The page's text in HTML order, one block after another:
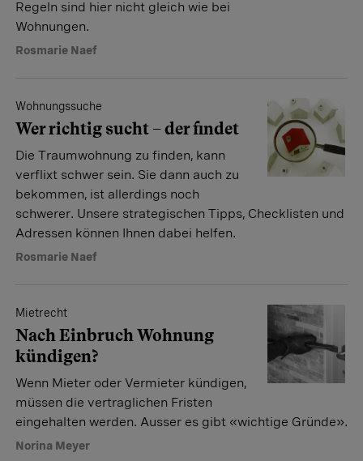
Regeln sind hier nicht gleich wie bei
Wohnungen.
Rosmarie Naef
Wohnungssuche
Wer richtig sucht – der findet
Die Traumwohnung zu finden, kann
verflixt schwer sein. Sie dann auch zu
bekommen, ist allerdings noch
schwerer. Unsere strategischen Tipps, Checklisten und
Adressen können Ihnen dabei helfen.
Rosmarie Naef
Mietrecht
Nach Einbruch Wohnung
kündigen?
Wenn Mieter oder Vermieter kündigen,
müssen die vertraglichen Fristen
eingehalten werden. Ausser es gibt «wichtige Gründe».
Norina Meyer